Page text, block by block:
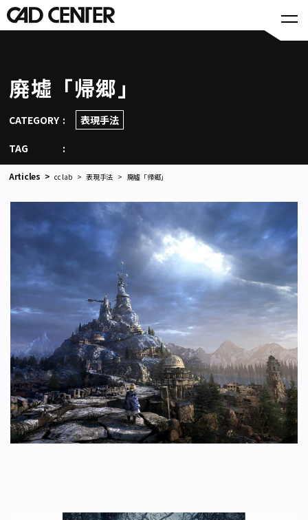
廃墟「帰郷」
CATEGORY 表現手法
TAG
Articles cc lab 表現手法 廃墟「帰郷」